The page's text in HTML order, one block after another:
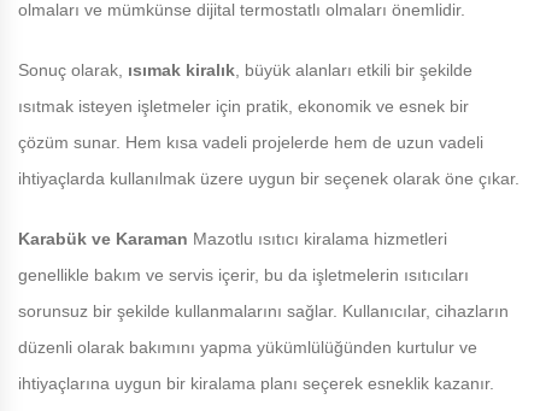
olmaları ve mümkünse dijital termostatlı olmaları önemlidir.
Sonuç olarak, ısımak kiralık , büyük alanları etkili bir şekilde
ısıtmak isteyen işletmeler için pratik, ekonomik ve esnek bir
çözüm sunar. Hem kısa vadeli projelerde hem de uzun vadeli
ihtiyaçlarda kullanılmak üzere uygun bir seçenek olarak öne çıkar.
Karabük ve Karaman Mazotlu ısıtıcı kiralama hizmetleri
genellikle bakım ve servis içerir, bu da işletmelerin ısıtıcıları
sorunsuz bir şekilde kullanmalarını sağlar. Kullanıcılar, cihazların
düzenli olarak bakımını yapma yükümlülüğünden kurtulur ve
ihtiyaçlarına uygun bir kiralama planı seçerek esneklik kazanır.